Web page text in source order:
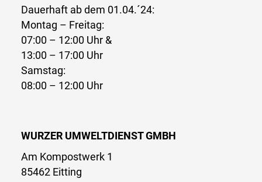
Dauerhaft ab dem 01.04.´24:
Montag – Freitag:
07:00 – 12:00 Uhr &
13:00 – 17:00 Uhr
Samstag:
08:00 – 12:00 Uhr
WURZER UMWELTDIENST GMBH
Am Kompostwerk 1
85462 Eitting